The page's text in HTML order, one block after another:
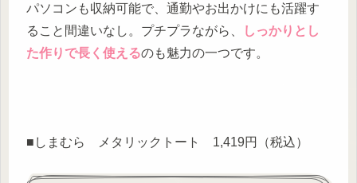
パソコンも収納可能で、通勤やお出かけにも活躍す
ること間違いなし。プチプラながら、
しっかりとし
た作りで長く使えるのも魅力の一つです。
■しまむら メタリックトート 1,419円（税込）